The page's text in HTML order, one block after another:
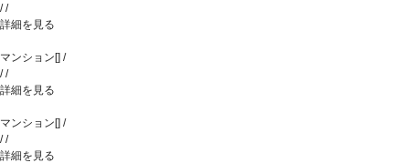
//
詳細を見る
マンション[] /
//
詳細を見る
マンション[] /
//
詳細を見る